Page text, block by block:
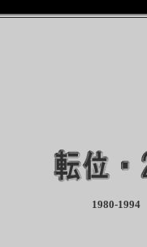
1980-1994